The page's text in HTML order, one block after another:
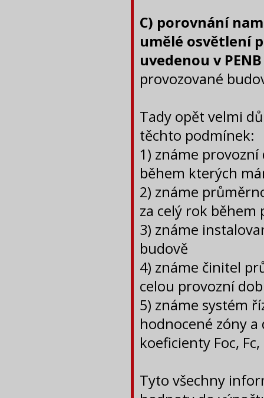
C) porovnání
umělé osvětlení
uvedenou v PENB
provozované
Tady opět velmi
těchto podmínek:
1) známe
během kterých
2) známe
za celý rok
3) známe
budově
4) známe činitel
celou provozní
5) známe systém
hodnocené zóny
koeficienty Foc,
Tyto všechny